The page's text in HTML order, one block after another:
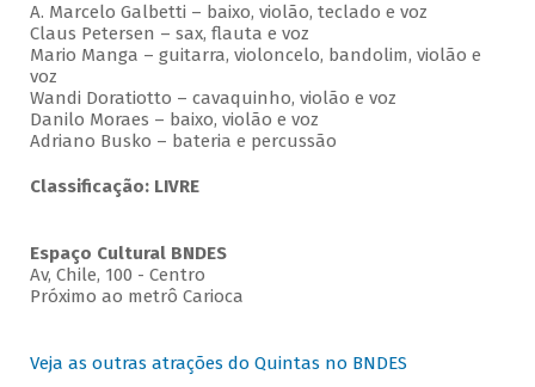
A. Marcelo Galbetti – baixo, violão, teclado e voz
Claus Petersen – sax, flauta e voz
Mario Manga – guitarra, violoncelo, bandolim, violão e
voz
Wandi Doratiotto – cavaquinho, violão e voz
Danilo Moraes – baixo, violão e voz
Adriano Busko – bateria e percussão
Classificação: LIVRE
Espaço Cultural BNDES
Av, Chile, 100 - Centro
Próximo ao metrô Carioca
Veja as outras atrações do Quintas no BNDES